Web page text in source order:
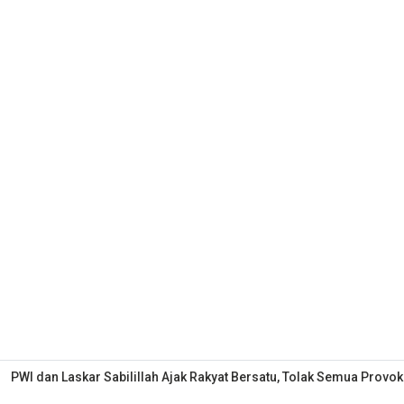
PWI dan Laskar Sabilillah Ajak Rakyat Bersatu, Tolak Semua